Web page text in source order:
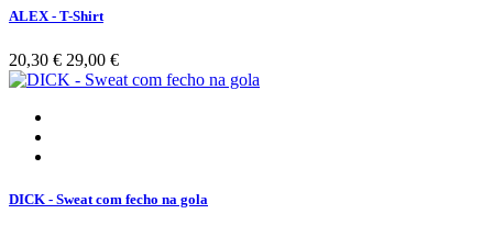
ALEX - T-Shirt
20,30 € 29,00 €
DICK - Sweat com fecho na gola